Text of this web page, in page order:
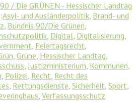
/ Die GRÜNEN - Hessischer Landtag
Asyl- und Ausländerpolitik, Brand- und
, Bündnis 90/Die Grünen,
, Digital, Digitalisierung,
, Feiertagsrecht,
, Grüne, Hessischer Landtag,
,Justizministerium, Kommunen,
, Polizei, Recht, Recht des
, Rettungsdienste, Sicherheit, Sport,
, Verfassungsschutz